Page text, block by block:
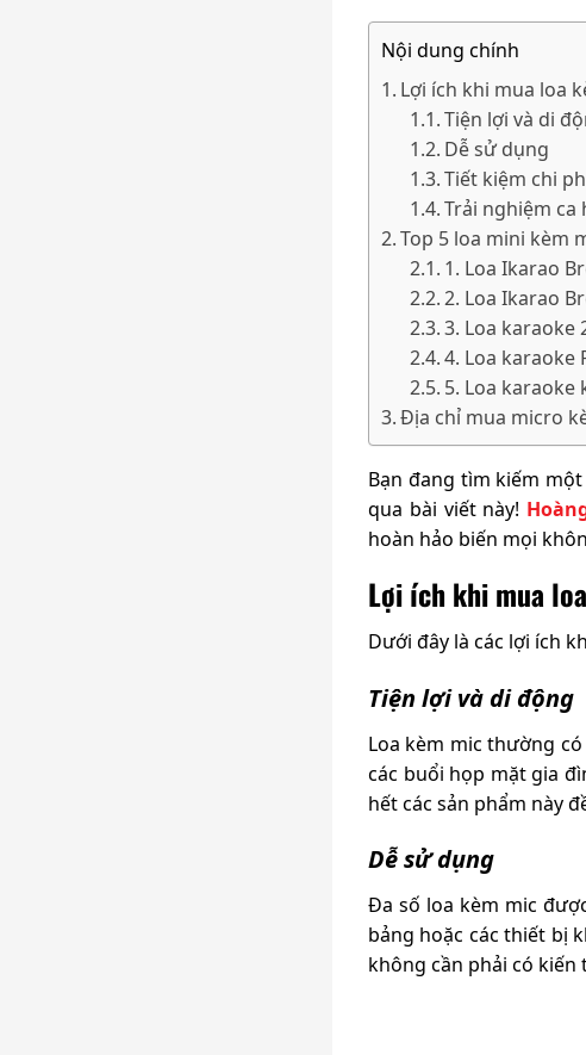
Nội dung chính
Lợi ích khi mua loa
Tiện lợi và di
Dễ sử dụng
Tiết kiệm chi
Trải nghiệm ca
Top 5 loa mini kèm
1. Loa Ikarao
2. Loa Ikarao
3. Loa karaoke
4. Loa karaoke
5. Loa karaoke
Địa chỉ mua micro
Bạn đang tìm kiếm
qua bài viết này!
hoàn hảo biến mọi
Lợi ích khi mua
Dưới đây là các lợi ích
Tiện lợi và di động
Loa kèm mic thường
các buổi họp mặt gia
hết các sản phẩm này
Dễ sử dụng
Đa số loa kèm mic
bảng hoặc các thiết bị
không cần phải có kiến